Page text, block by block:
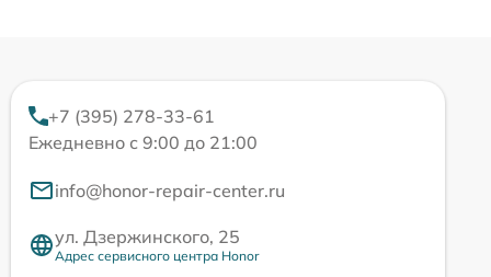
+7 (395) 278-33-61
Ежедневно с 9:00 до 21:00
info@honor-repair-center.ru
ул. Дзержинского, 25
Адрес сервисного центра Honor